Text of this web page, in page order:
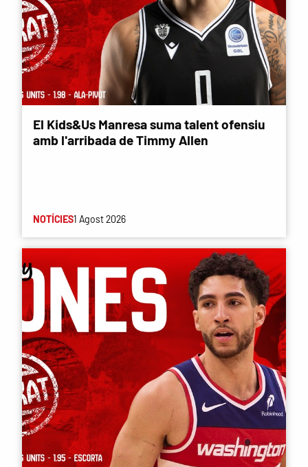
El Kids&Us Manresa suma talent ofensiu
amb l'arribada de Timmy Allen
NOTÍCIES1 Agost 2026